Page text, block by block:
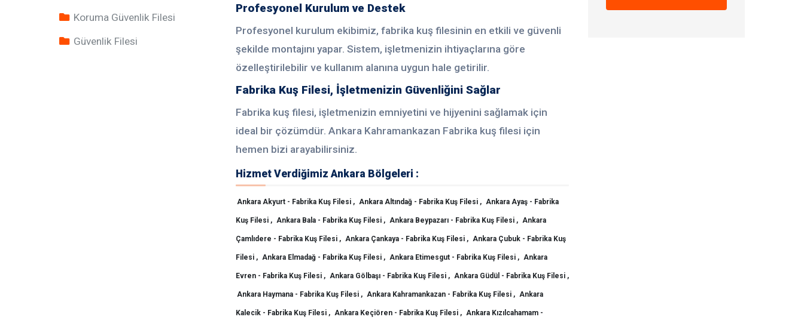
Profesyonel Kurulum ve Destek
Profesyonel kurulum ekibimiz, fabrika kuş filesinin en etkili ve güvenli
şekilde montajını yapar. Sistem, işletmenizin ihtiyaçlarına göre
özelleştirilebilir ve kullanım alanına uygun hale getirilir.
Fabrika Kuş Filesi, İşletmenizin Güvenliğini Sağlar
Fabrika kuş filesi, işletmenizin emniyetini ve hijyenini sağlamak için
ideal bir çözümdür. Ankara Kahramankazan Fabrika kuş filesi için
hemen bizi arayabilirsiniz.
Hizmet Verdiğimiz Ankara Bölgeleri :
Ankara Akyurt - Fabrika Kuş Filesi , Ankara Altındağ - Fabrika Kuş Filesi , Ankara Ayaş - Fabrika
Kuş Filesi , Ankara Bala - Fabrika Kuş Filesi , Ankara Beypazarı - Fabrika Kuş Filesi , Ankara
Çamlıdere - Fabrika Kuş Filesi , Ankara Çankaya - Fabrika Kuş Filesi , Ankara Çubuk - Fabrika Kuş
Filesi , Ankara Elmadağ - Fabrika Kuş Filesi , Ankara Etimesgut - Fabrika Kuş Filesi , Ankara
Evren - Fabrika Kuş Filesi , Ankara Gölbaşı - Fabrika Kuş Filesi , Ankara Güdül - Fabrika Kuş Filesi ,
Ankara Haymana - Fabrika Kuş Filesi , Ankara Kahramankazan - Fabrika Kuş Filesi , Ankara
Kalecik - Fabrika Kuş Filesi , Ankara Keçiören - Fabrika Kuş Filesi , Ankara Kızılcahamam -
Koruma Güvenlik Filesi
Güvenlik Filesi